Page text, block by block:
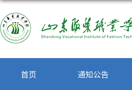
首页 通知公告